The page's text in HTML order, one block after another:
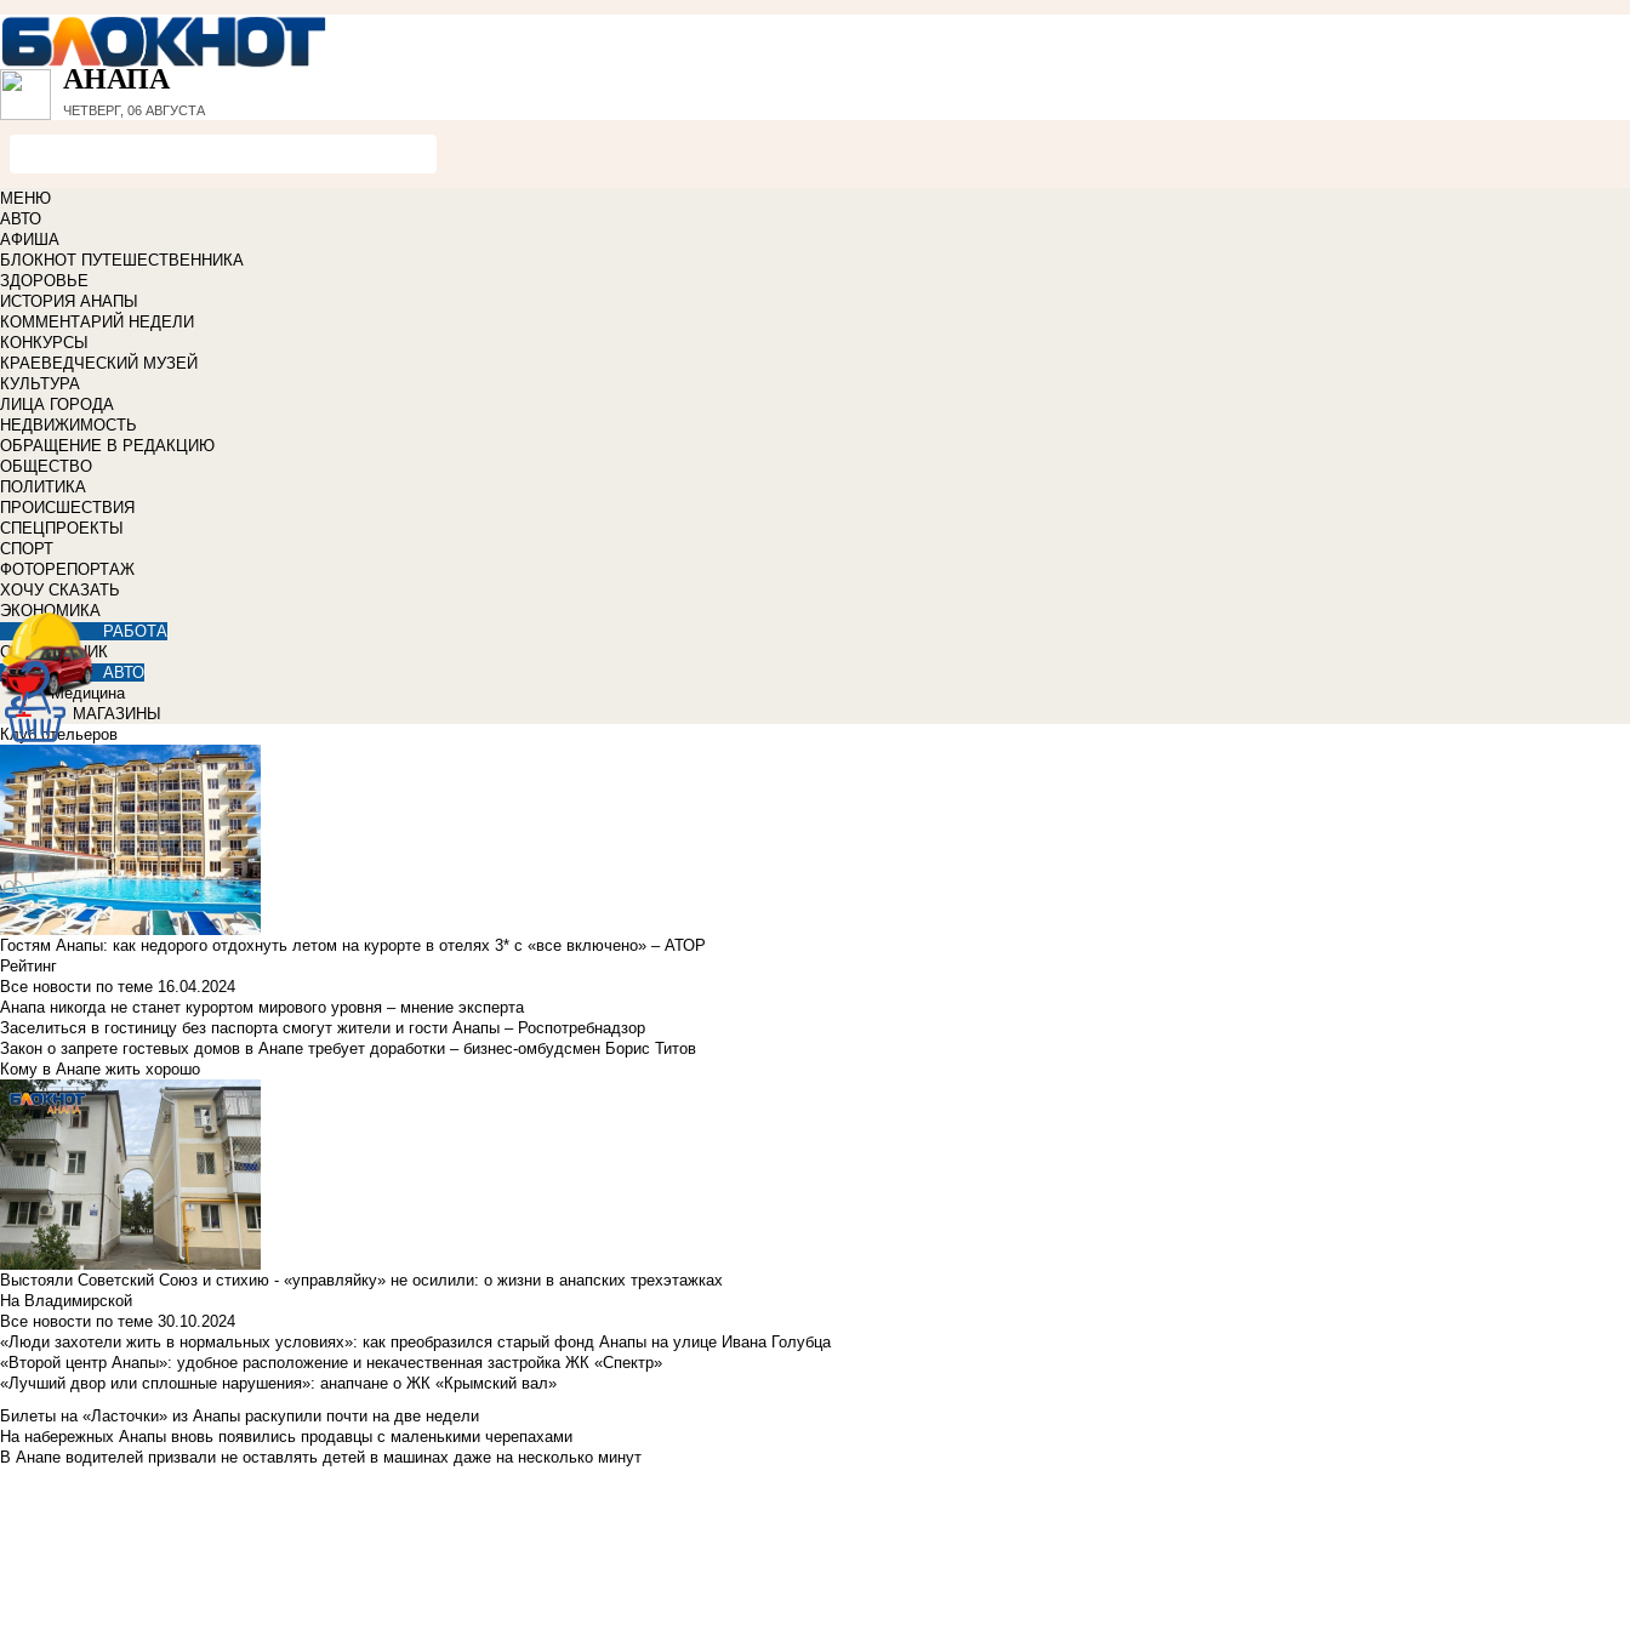
АНАПА
ЧЕТВЕРГ, 06 АВГУСТА
МЕНЮ
АВТО
АФИША
БЛОКНОТ ПУТЕШЕСТВЕННИКА
ЗДОРОВЬЕ
ИСТОРИЯ АНАПЫ
КОММЕНТАРИЙ НЕДЕЛИ
КОНКУРСЫ
КРАЕВЕДЧЕСКИЙ МУЗЕЙ
КУЛЬТУРА
ЛИЦА ГОРОДА
НЕДВИЖИМОСТЬ
ОБРАЩЕНИЕ В РЕДАКЦИЮ
ОБЩЕСТВО
ПОЛИТИКА
ПРОИСШЕСТВИЯ
СПЕЦПРОЕКТЫ
СПОРТ
ФОТОРЕПОРТАЖ
ХОЧУ СКАЗАТЬ
ЭКОНОМИКА
РАБОТА
СПРАВОЧНИК
АВТО
Медицина
МАГАЗИНЫ
Клуб отельеров
Гостям Анапы: как недорого отдохнуть летом на курорте в отелях 3* с «все включено» – АТОР
Рейтинг
Все новости по теме 16.04.2024
Анапа никогда не станет курортом мирового уровня – мнение эксперта
Заселиться в гостиницу без паспорта смогут жители и гости Анапы – Роспотребнадзор
Закон о запрете гостевых домов в Анапе требует доработки – бизнес-омбудсмен Борис Титов
Кому в Анапе жить хорошо
Выстояли Советский Союз и стихию - «управляйку» не осилили: о жизни в анапских трехэтажках
На Владимирской
Все новости по теме 30.10.2024
«Люди захотели жить в нормальных условиях»: как преобразился старый фонд Анапы на улице Ивана Голубца
«Второй центр Анапы»: удобное расположение и некачественная застройка ЖК «Спектр»
«Лучший двор или сплошные нарушения»: анапчане о ЖК «Крымский вал»
Билеты на «Ласточки» из Анапы раскупили почти на две недели
На набережных Анапы вновь появились продавцы с маленькими черепахами
В Анапе водителей призвали не оставлять детей в машинах даже на несколько минут